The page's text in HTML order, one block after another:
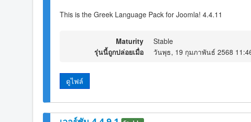
This is the Greek Language Pack for Joomla! 4.4.11
Maturity
Stable
รุ่นนี้ถูกปล่อยเมื่อ
วันพุธ, 19 กุมภาพันธ์ 2568
ดูไฟล์